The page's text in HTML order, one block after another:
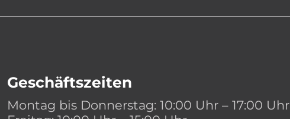
Geschäftszeiten
Montag bis Donnerstag: 10:00 Uhr – 17:00 Uhr